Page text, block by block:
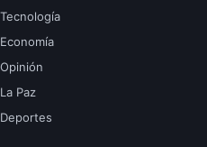
Tecnología
Economía
Opinión
La Paz
Deportes